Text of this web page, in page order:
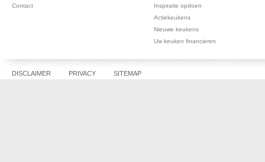
Contact
Inspiratie opdoen
Actiekeukens
Nieuwe keukens
Uw keuken financieren
DISCLAIMER PRIVACY SITEMAP